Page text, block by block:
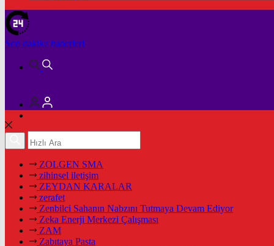
Son dakika haberleri
ZOLGEN SMA
zihinsel iletişim
ZEYDAN KARALAR
zerafet
Zenbilci Sahanın Nabzını Tutmaya Devam Ediyor
Zeka Enerji Merkezi Çalışması
ZAM
Zabıtaya Pasta